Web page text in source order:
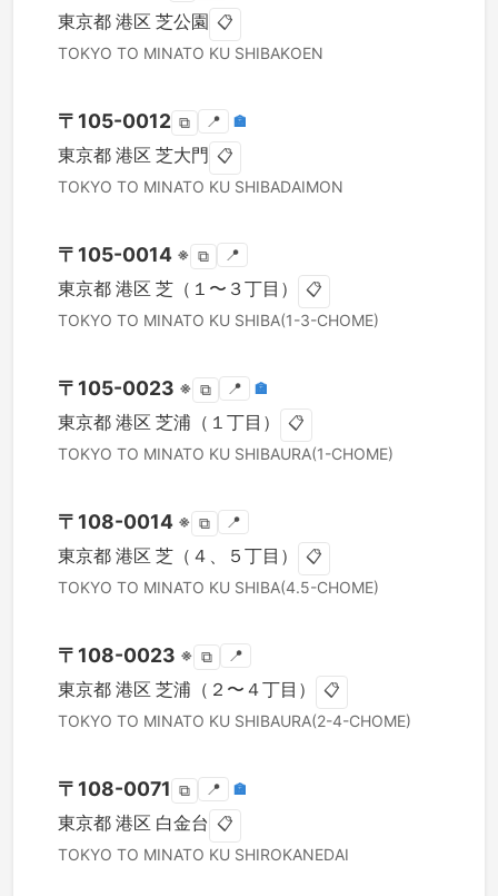
東京都 港区 芝公園 📋
TOKYO TO MINATO KU SHIBAKOEN
〒 105-0012 ⧉ 📍 🏣
東京都 港区 芝大門 📋
TOKYO TO MINATO KU SHIBADAIMON
〒 105-0014 ※ ⧉ 📍
東京都 港区 芝（１〜３丁目） 📋
TOKYO TO MINATO KU SHIBA(1-3-CHOME)
〒 105-0023 ※ ⧉ 📍 🏣
東京都 港区 芝浦（１丁目） 📋
TOKYO TO MINATO KU SHIBAURA(1-CHOME)
〒 108-0014 ※ ⧉ 📍
東京都 港区 芝（４、５丁目） 📋
TOKYO TO MINATO KU SHIBA(4.5-CHOME)
〒 108-0023 ※ ⧉ 📍
東京都 港区 芝浦（２〜４丁目） 📋
TOKYO TO MINATO KU SHIBAURA(2-4-CHOME)
〒 108-0071 ⧉ 📍 🏣
東京都 港区 白金台 📋
TOKYO TO MINATO KU SHIROKANEDAI